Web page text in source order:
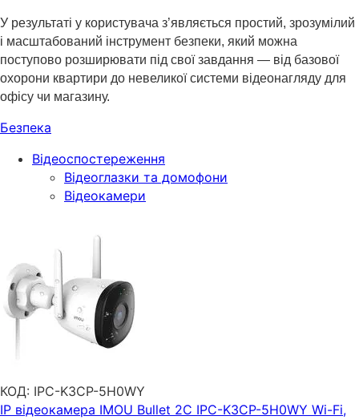
У результаті у користувача з’являється простий, зрозумілий
і масштабований інструмент безпеки, який можна
поступово розширювати під свої завдання — від базової
охорони квартири до невеликої системи відеонагляду для
офісу чи магазину.
Безпека
Відеоспостереження
Відеоглазки та домофони
Відеокамери
КОД: IPC-K3CP-5H0WY
IP відеокамера IMOU Bullet 2C IPC-K3CP-5H0WY Wi-Fi,